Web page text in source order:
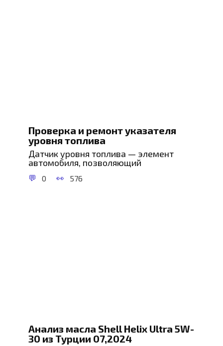
Проверка и ремонт указателя
уровня топлива
Датчик уровня топлива — элемент
автомобиля, позволяющий
0 576
Анализ масла Shell Helix Ultra 5W-
30 из Турции 07,2024